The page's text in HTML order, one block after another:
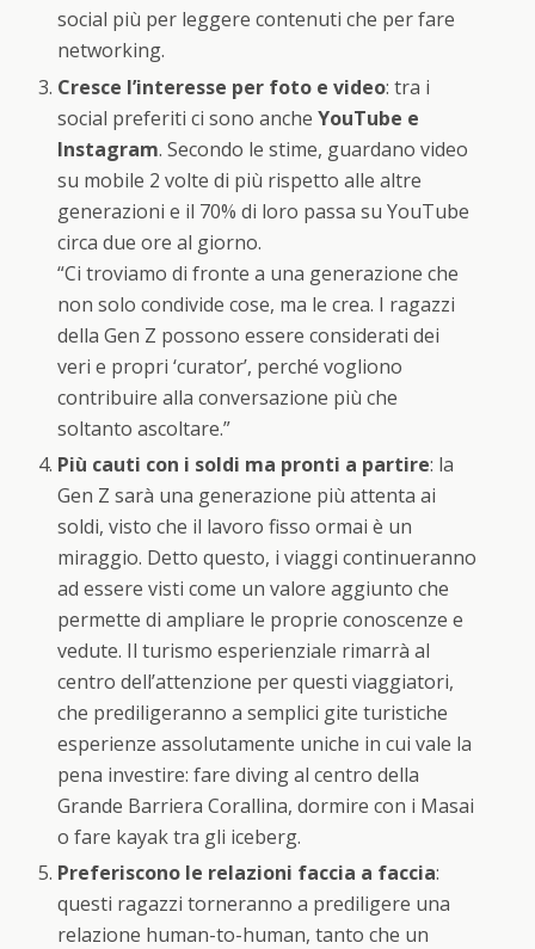
social più per leggere contenuti che per fare
networking.
Cresce l’interesse per foto e video: tra i
social preferiti ci sono ancheYouTube e
Instagram. Secondo le stime, guardano video
su mobile 2 volte di più rispetto alle altre
generazioni e il 70% di loro passa su YouTube
circa due ore al giorno.
“Ci troviamo di fronte a una generazione che
non solo condivide cose, ma le crea. I ragazzi
della Gen Z possono essere considerati dei
veri e propri ‘curator’, perché vogliono
contribuire alla conversazione più che
soltanto ascoltare.”
Più cauti con i soldi ma pronti a partire: la
Gen Z sarà una generazione più attenta ai
soldi, visto che il lavoro fisso ormai è un
miraggio. Detto questo, i viaggi continueranno
ad essere visti come un valore aggiunto che
permette di ampliare le proprie conoscenze e
vedute. Il turismo esperienziale rimarrà al
centro dell’attenzione per questi viaggiatori,
che prediligeranno a semplici gite turistiche
esperienze assolutamente uniche in cui vale la
pena investire: fare diving al centro della
Grande Barriera Corallina, dormire con i Masai
o fare kayak tra gli iceberg.
Preferiscono le relazioni faccia a faccia:
questi ragazzi torneranno a prediligere una
relazione human-to-human, tanto che un